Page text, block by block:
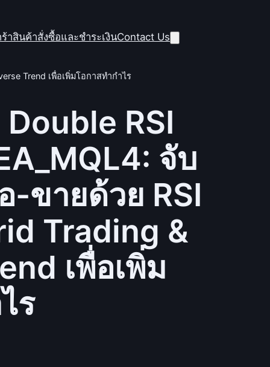
าสินค้าสั่งซื้อและชำระเงินContact Us
Trend เพื่อเพิ่มโอกาสทำกำไร
RSI
จับ
-ขายด้วย RSI
Trading &
เพื่อเพิ่ม
ร